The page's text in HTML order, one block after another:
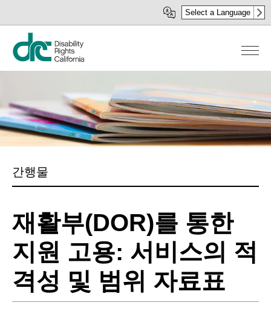
요
츠
너
뛰
기
Select a Language
간행물
재활부(DOR)를 통한
지원 고용: 서비스의 적
격성 및 범위 자료표